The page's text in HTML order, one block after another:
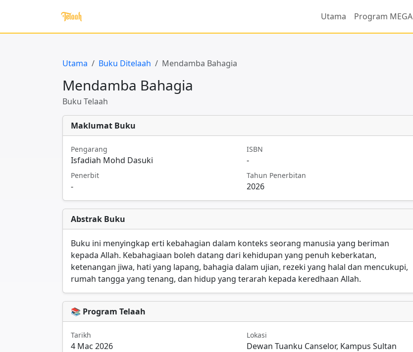
Utama Program MEGA
Utama Buku Ditelaah Mendamba Bahagia
Mendamba Bahagia
Buku Telaah
Maklumat Buku
Pengarang
Isfadiah Mohd Dasuki
ISBN
-
Penerbit
-
Tahun Penerbitan
2026
Abstrak Buku
Buku ini menyingkap erti kebahagian dalam konteks seorang manusia yang beriman
kepada Allah. Kebahagiaan boleh datang dari kehidupan yang penuh keberkatan,
ketenangan jiwa, hati yang lapang, bahagia dalam ujian, rezeki yang halal dan mencukupi,
rumah tangga yang tenang, dan hidup yang terarah kepada keredhaan Allah.
📚 Program Telaah
Tarikh
4 Mac 2026
Lokasi
Dewan Tuanku Canselor, Kampus Sultan